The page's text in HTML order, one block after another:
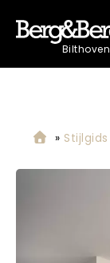
Bilthoven
» Stijlgids